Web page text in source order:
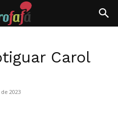
Carol
2023